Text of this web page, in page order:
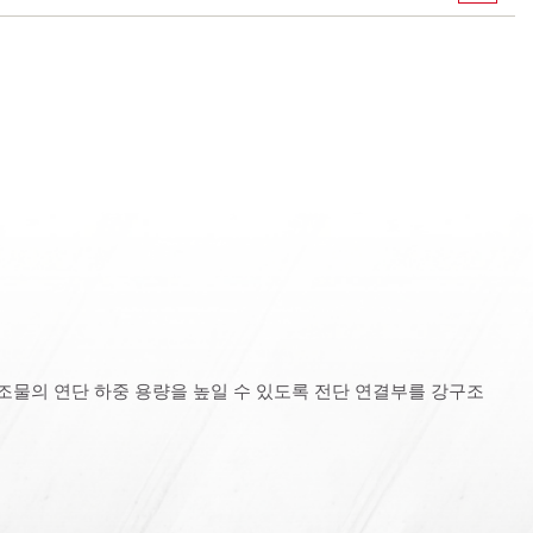
물의 연단 하중 용량을 높일 수 있도록 전단 연결부를 강구조